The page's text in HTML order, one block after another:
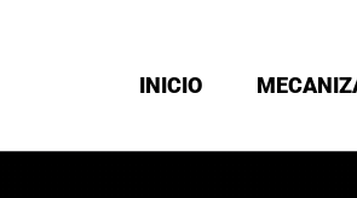
INICIO